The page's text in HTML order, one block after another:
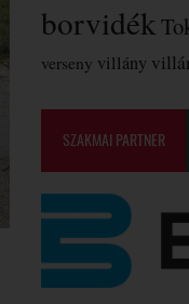
borvidék
verseny villány
SZAKMAI PARTNER